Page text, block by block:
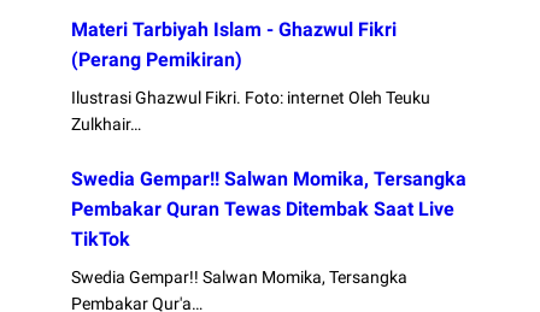
Materi Tarbiyah Islam - Ghazwul Fikri
(Perang Pemikiran)
Ilustrasi Ghazwul Fikri. Foto: internet Oleh Teuku
Zulkhair…
Swedia Gempar!! Salwan Momika, Tersangka
Pembakar Quran Tewas Ditembak Saat Live
TikTok
Swedia Gempar!! Salwan Momika, Tersangka
Pembakar Qur'a…